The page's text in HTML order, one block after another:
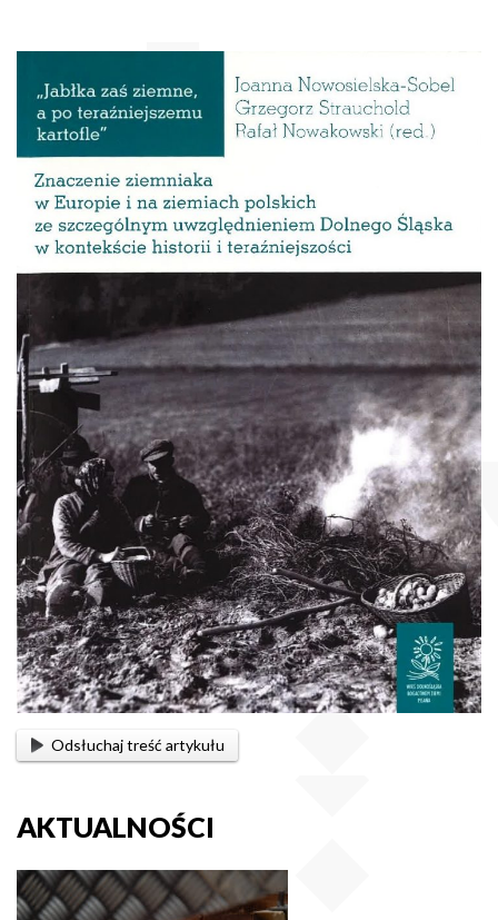
Odsłuchaj treść artykułu
AKTUALNOŚCI